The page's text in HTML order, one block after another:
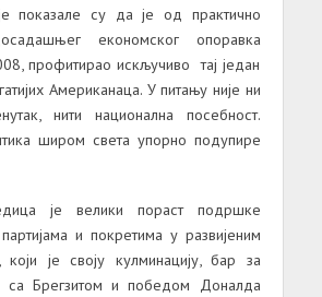
показале су да је од практично
економског опоравка
профитирао искључиво тај један
Американаца. У питању није ни
нити национална посебност.
широм света упорно подупире
је велики пораст подршке
и покретима у развијеним
који је своју кулминацију, бар за
са Брегзитом и победом Доналда